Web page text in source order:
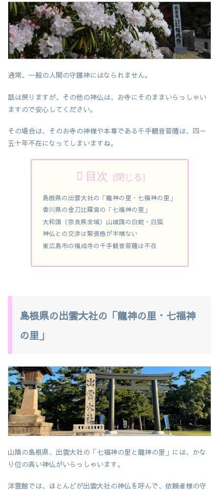
通常、一般の人間の守護神にはなられません。
話は戻りますが、その他の神仏は、お寺にそのままいらっしゃい
ますので安心してください。
その場合は、そのお寺の神様や本尊である千手観音菩薩は、四～
五十年不在になってしまいますね。
目次
島根県の出雲大社の「龍神の里・七福神の里」
香川県の金刀比羅宮の「七福神の里」
大和国（奈良県全域）山城国の白蛇・白狐
神仏との交渉は緊張感が半端ない
東広島市の福成寺の千手観音菩薩は不在
島根県の出雲大社の「龍神の里・七福神
の里」
山陰の島根県、出雲大社の「七福神の里と龍神の里」には、かな
り位の高い神仏がいらっしゃいます。
洋霊館では、ほとんどが出雲大社の神仏を呼んで、依頼者様の守